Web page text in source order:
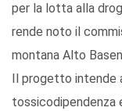
per la lotta alla
rende noto il
montana Alto
Il progetto
tossicodipendenza